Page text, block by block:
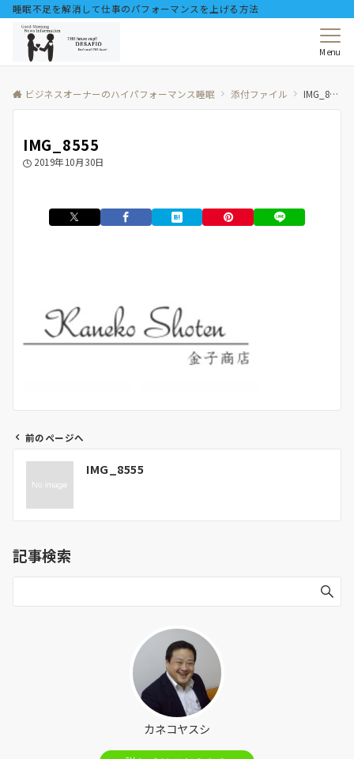
睡眠不足を解消して仕事のパフォーマンスを上げる方法
Menu
ビジネスオーナーのハイパフォーマンス睡眠 添付ファイル IMG_8555
IMG_8555
2019年10月30日
ビ
ー
シ
前のページへ
IMG_8555
記事検索
カネコヤスシ